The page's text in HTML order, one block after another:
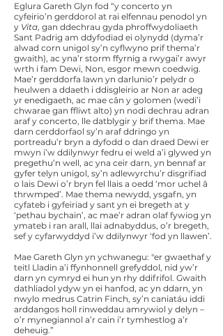
Eglura Gareth Glyn fod “y concerto yn
cyfeirio’n gerddorol at rai elfennau penodol yn
y Vita, gan ddechrau gyda phroffwydoliaeth
Sant Padrig am ddyfodiad ei olynydd (dyma’r
alwad corn unigol sy’n cyflwyno prif thema’r
gwaith), ac yna’r storm ffyrnig a rwygai’r awyr
wrth i fam Dewi, Non, esgor mewn coedwig.
Mae’r gerddorfa lawn yn darlunio’r pelydr o
heulwen a ddaeth i ddisgleirio ar Non ar adeg
yr enedigaeth, ac mae cân y golomen (wedi’i
chwarae gan ffliwt alto) yn nodi dechrau adran
araf y concerto, lle datblygir y brif thema. Mae
darn cerddorfaol sy’n araf ddringo yn
portreadu’r bryn a dyfodd o dan draed Dewi er
mwyn i’w ddilynwyr fedru ei weld a’i glywed yn
pregethu’n well, ac yna ceir darn, yn bennaf ar
gyfer telyn unigol, sy’n adlewyrchu’r disgrifiad
o lais Dewi o’r bryn fel llais a oedd ‘mor uchel â
thrwmped’. Mae thema newydd, ysgafn, yn
cyfateb i gyfeiriad y sant yn ei bregeth at y
‘pethau bychain’, ac mae’r adran olaf fywiog yn
ymateb i ran arall, llai adnabyddus, o’r bregeth,
sef y cyfarwyddyd i’w ddilynwyr ‘fod yn llawen’.
Mae Gareth Glyn yn ychwanegu: "er gwaethaf y
teitl Lladin a’i ffynhonnell grefyddol, nid yw’r
darn yn cymryd ei hun yn rhy ddifrifol. Gwaith
dathliadol ydyw yn ei hanfod, ac yn ddarn, yn
nwylo medrus Catrin Finch, sy’n caniatáu iddi
arddangos holl rinweddau amrywiol y delyn –
o’r mynegiannol a’r cain i’r tymhestlog a’r
deheuig.”